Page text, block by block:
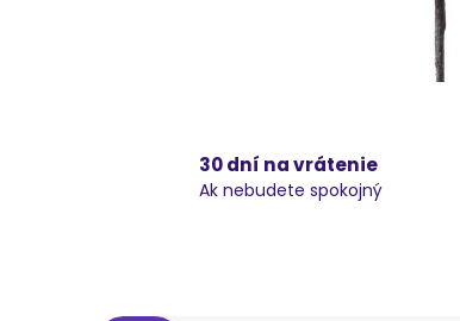
30 dní na vrátenie
Ak nebudete spokojný